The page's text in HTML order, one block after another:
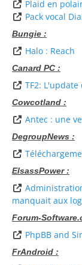
Plaid en
Pack vocal
Bungie :
Halo : Reach
Canard PC :
TF2:
Cowcotland :
Antec : une
DegroupNews :
ElsassPower :
manquait aux
Forum-
PhpBB and
FrAndroid :